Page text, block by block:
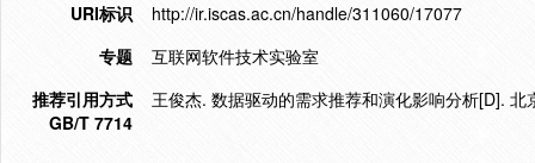
URI标识
http://ir.iscas.ac.cn/handle/311060/17077
专题
互联网软件技术实验室
推荐引用方式
GB/T 7714
王俊杰. 数据驱动的需求推荐和演化影响分析[D].